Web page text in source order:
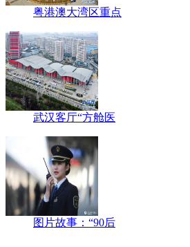
粤港澳大湾区重点
武汉客厅“方舱医
图片故事：“90后